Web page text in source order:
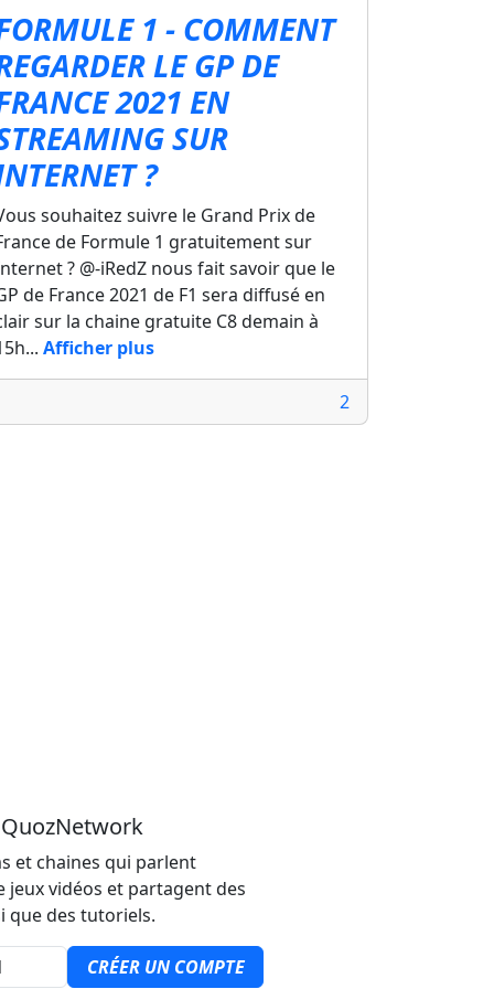
1 - COMMENT
LE GP DE
2021 EN
SUR
?
souhaitez suivre le Grand Prix de
de Formule 1 gratuitement sur
? @-iRedZ nous fait savoir que le
de France 2021 de F1 sera diffusé en
sur la chaine gratuite C8 demain à
Afficher plus
2
et chaines qui parlent
jeux vidéos et partagent des
que des tutoriels.
CRÉER UN COMPTE